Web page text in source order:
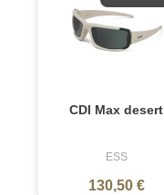
CDI Max desert
ESS
130,50 €